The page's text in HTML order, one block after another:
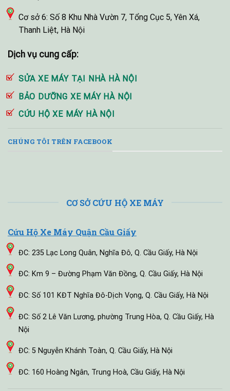
Cơ sở 6: Số 8 Khu Nhà Vườn 7, Tổng Cục 5, Yên Xá,
Thanh Liệt, Hà Nội
Dịch vụ cung cấp:
SỬA XE MÁY TẠI NHÀ HÀ NỘI
BẢO DƯỠNG XE MÁY HÀ NỘI
CỨU HỘ XE MÁY HÀ NỘI
CHÚNG TÔI TRÊN FACEBOOK
CƠ SỞ CỨU HỘ XE MÁY
Cứu Hộ Xe Máy Quận Cầu Giấy
ĐC: 235 Lạc Long Quân, Nghĩa Đô, Q. Cầu Giấy, Hà Nội
ĐC: Km 9 – Đường Phạm Văn Đồng, Q. Cầu Giấy, Hà Nội
ĐC: Số 101 KĐT Nghĩa Đô-Dịch Vọng, Q. Cầu Giấy, Hà Nội
ĐC: Số 2 Lê Văn Lương, phường Trung Hòa, Q. Cầu Giấy, Hà
Nội
ĐC: 5 Nguyễn Khánh Toàn, Q. Cầu Giấy, Hà Nội
ĐC: 160 Hoàng Ngân, Trung Hoà, Cầu Giấy, Hà Nội